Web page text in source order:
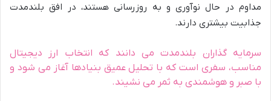
مداوم در حال نوآوری و به روزرسانی هستند، در افق بلندمدت
جذابیت بیشتری دارند.
سرمایه گذاران بلندمدت می دانند که انتخاب ارز دیجیتال
مناسب، سفری است که با تحلیل عمیق بنیادها آغاز می شود و
با صبر و هوشمندی به ثمر می نشیند.